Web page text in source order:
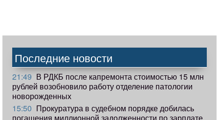
Последние новости
21:49 В РДКБ после капремонта стоимостью 15 млн
рублей возобновило работу отделение патологии
новорожденных
15:50 Прокуратура в судебном порядке добилась